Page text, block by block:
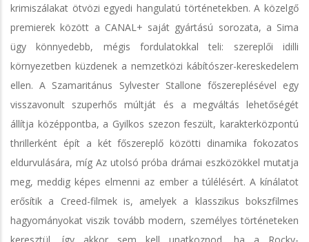
krimiszálakat ötvözi egyedi hangulatú történetekben. A közelgő
premierek között a CANAL+ saját gyártású sorozata, a Sima
ügy könnyedebb, mégis fordulatokkal teli: szereplői idilli
környezetben küzdenek a nemzetközi kábítószer-kereskedelem
ellen. A Szamaritánus Sylvester Stallone főszereplésével egy
visszavonult szuperhős múltját és a megváltás lehetőségét
állítja középpontba, a Gyilkos szezon feszült, karakterközpontú
thrillerként épít a két főszereplő közötti dinamika fokozatos
eldurvulására, míg Az utolsó próba drámai eszközökkel mutatja
meg, meddig képes elmenni az ember a túlélésért. A kínálatot
erősítik a Creed-filmek is, amelyek a klasszikus bokszfilmes
hagyományokat viszik tovább modern, személyes történeteken